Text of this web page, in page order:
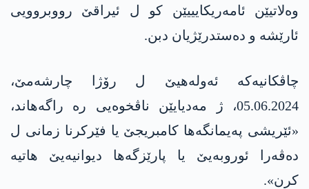
وەلاتیێن ئامەریکایییێن کو ل ئیراقێ رووبروویی
ئارێشە و دەستدرێژیان دبن.
چاڤکانیەکە ئەولەهیێ ل رۆژا چارشەمێ،
05.06.2024، ژ مەدیایێن ناڤخوەیی رە راگەهاند،
«ئێریشی پەیمانگەها کامبریجێ یا فێرکرنا زمانی ل
دەڤەرا ئوروبەیێ یا پارێزگەها دیوانیەیێ هاتیە
کرن».